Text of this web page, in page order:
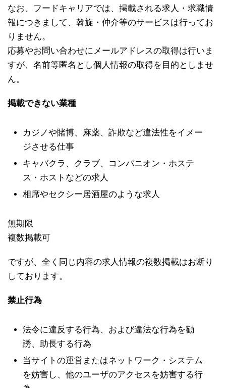
なお、フードキャリアでは、掲載される求人・求職情
報につきまして、斡旋・仲介等のサービスは行ってお
りません。
応募やお問い合わせにメールアドレスの取得は行いま
すが、名前等匿名とし個人情報の取得を目的としませ
ん。
掲載できない業種
カジノや賭博、麻薬、詐欺など違法性をイメー
ジさせる仕事
キャバクラ、クラブ、コンパニオン・ホステ
ス・ホストなどの求人
相席やセクシー居酒屋のような求人
無期限
複数掲載可
ですが、全く同じ内容の求人情報の複数掲載はお断り
しております。
禁止行為
法令に違反する行為、および違法な行為を勧
誘、助長する行為
当サイトの運営またはネットワーク・システム
を妨害し、他のユーザのアクセスを妨害する行